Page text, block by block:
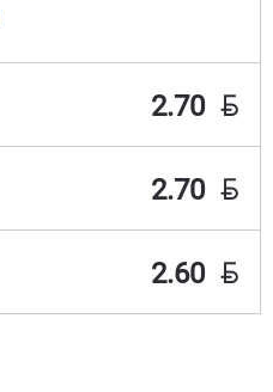
2.70 BYN
2.70 BYN
2.60 BYN